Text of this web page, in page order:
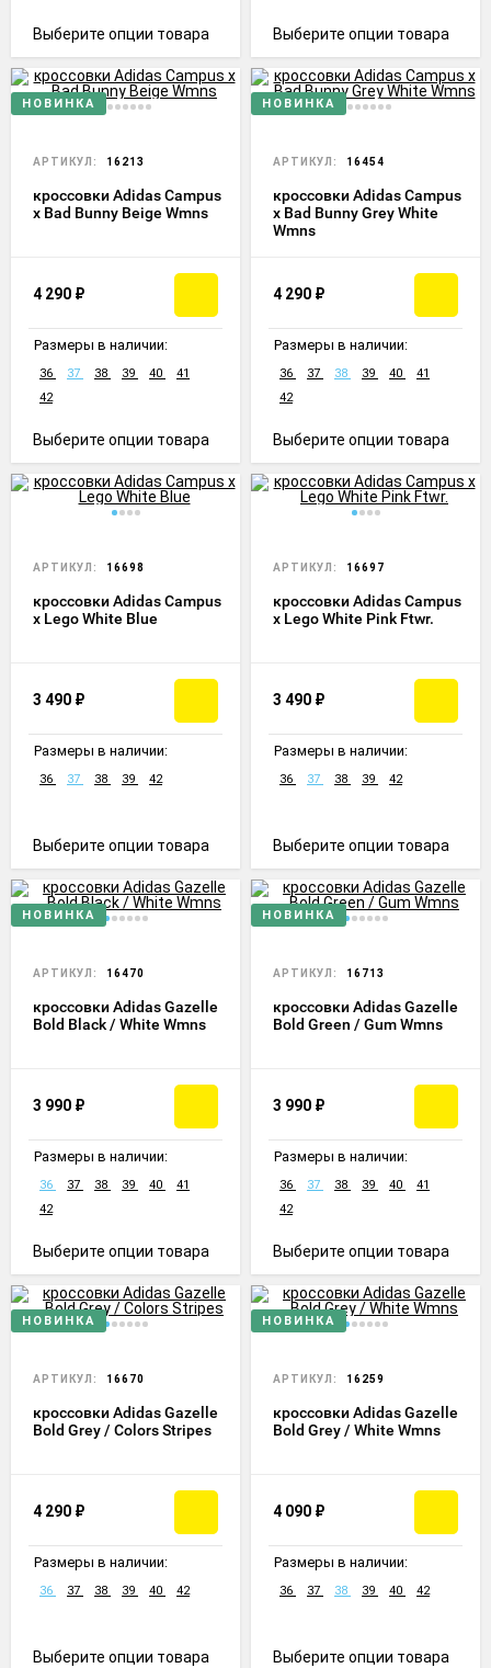
Выберите опции товара Выберите опции товара
НОВИНКА
АРТИКУЛ: 16213
кроссовки Adidas Campus
x Bad Bunny Beige Wmns
4 290 ₽
Размеры в наличии:
36 37 38 39 40
41
42
Выберите опции товара
НОВИНКА
АРТИКУЛ: 16454
кроссовки Adidas Campus
x Bad Bunny Grey White
Wmns
4 290 ₽
Размеры в наличии:
36 37 38 39 40
41
42
Выберите опции товара
АРТИКУЛ: 16698
кроссовки Adidas Campus
x Lego White Blue
3 490 ₽
Размеры в наличии:
36 37 38 39 42
Выберите опции товара
АРТИКУЛ: 16697
кроссовки Adidas Campus
x Lego White Pink Ftwr.
3 490 ₽
Размеры в наличии:
36 37 38 39 42
Выберите опции товара
НОВИНКА
АРТИКУЛ: 16470
кроссовки Adidas Gazelle
Bold Black / White Wmns
3 990 ₽
Размеры в наличии:
36 37 38 39 40
41
42
Выберите опции товара
НОВИНКА
АРТИКУЛ: 16713
кроссовки Adidas Gazelle
Bold Green / Gum Wmns
3 990 ₽
Размеры в наличии:
36 37 38 39 40
41
42
Выберите опции товара
НОВИНКА
АРТИКУЛ: 16670
кроссовки Adidas Gazelle
Bold Grey / Colors Stripes
4 290 ₽
Размеры в наличии:
36 37 38 39 40 42
Выберите опции товара
НОВИНКА
АРТИКУЛ: 16259
кроссовки Adidas Gazelle
Bold Grey / White Wmns
4 090 ₽
Размеры в наличии:
36 37 38 39 40 42
Выберите опции товара